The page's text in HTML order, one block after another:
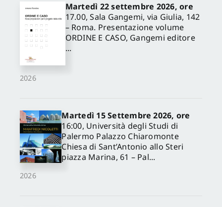
2026
Martedì 22 settembre 2026, ore
17.00, Sala Gangemi, via Giulia, 142
– Roma. Presentazione volume
ORDINE E CASO, Gangemi editore
...
2026
Martedì 15 Settembre 2026, ore
16:00, Università degli Studi di
Palermo Palazzo Chiaromonte
Chiesa di Sant’Antonio allo Steri
piazza Marina, 61 – Pal...